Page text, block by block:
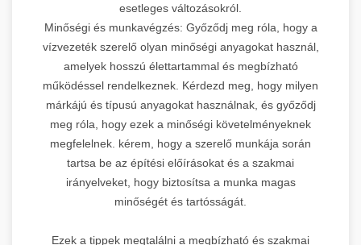
esetleges változásokról.
Minőségi és munkavégzés: Győződj meg róla, hogy a
vízvezeték szerelő olyan minőségi anyagokat használ,
amelyek hosszú élettartammal és megbízható
működéssel rendelkeznek. Kérdezd meg, hogy milyen
márkájú és típusú anyagokat használnak, és győződj
meg róla, hogy ezek a minőségi követelményeknek
megfelelnek. kérem, hogy a szerelő munkája során
tartsa be az építési előírásokat és a szakmai
irányelveket, hogy biztosítsa a munka magas
minőségét és tartósságát.
Ezek a tippek megtalálni a megbízható és szakmai